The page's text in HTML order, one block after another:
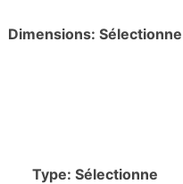
Dimensions: Sélectionne
Type: Sélectionne